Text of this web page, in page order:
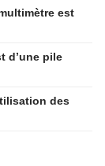
est
d’une pile
des